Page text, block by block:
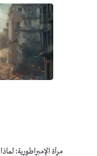
مرآة الإمبراطورية: